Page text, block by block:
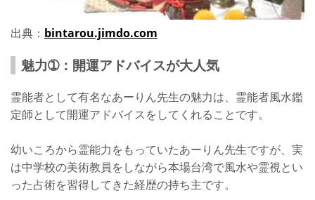
出典： bintarou.jimdo.com
魅力➀：開運アドバイスが大人気
霊能者として有名なあーりん先生の魅力は、霊能者風水鑑
定師として開運アドバイスをしてくれることです。
幼いころから霊能力をもっていたあーりん先生ですが、実
は中学校の美術教員をしながら本場台湾で風水や霊視とい
った占術を習得してきた経歴の持ち主です。